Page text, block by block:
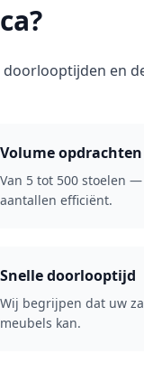
en
Volume opdrachten
Van 5 tot 500 stoelen
aantallen efficiënt.
Snelle doorlooptijd
Wij begrijpen dat uw
meubels kan.